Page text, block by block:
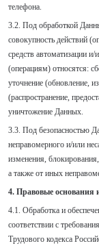
телефона.
3.2. Под обработкой
совокупность действий
средств автоматизации
(операциям) относятся:
уточнение (обновление,
(распространение,
уничтожение Данных.
3.3. Под безопасностью
неправомерного и/или
изменения,
а также от иных
4. Правовые основания
4.1. Обработка и
соответствии с
Трудового кодекса